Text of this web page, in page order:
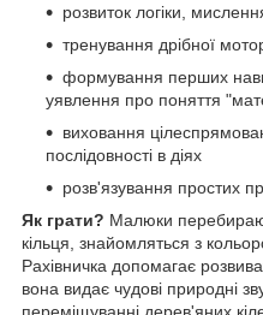
розвиток логіки,
тренування дрібної
формування перших
уявлення про поняття
виховання
послідовності в діях
розв'язування простих
Як грати? Малюки
кільця, знайомляться з
Рахівничка допомагає
вона видає чудові природні
переміщуванні дерев'яних